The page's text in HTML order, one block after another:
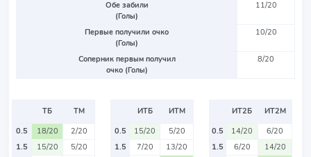
Обе забили
(Голы)
11/20
Первые получили очко
(Голы)
10/20
Соперник первым получил
очко (Голы)
8/20
ТБ
ТМ
0.5
18/20
2/20
1.5
15/20
5/20
ИТБ
ИТМ
0.5
15/20
5/20
1.5
7/20
13/20
ИТ2Б
ИТ2М
0.5
14/20
6/20
1.5
6/20
14/20